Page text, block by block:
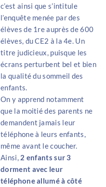
c’est ainsi que s’intitule
l’enquête menée par des
élèves de 1re auprès de 600
élèves, du CE2 à la 4e. Un
titre judicieux, puisque les
écrans perturbent bel et bien
la qualité du sommeil des
enfants.
On y apprend notamment
que la moitié des parents ne
demandent jamais leur
téléphone à leurs enfants,
même avant le coucher.
Ainsi, 2 enfants sur 3
dorment avec leur
téléphone allumé à côté